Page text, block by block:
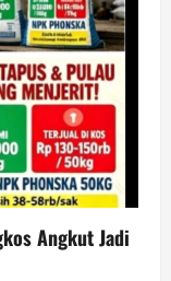
Angkut Jadi